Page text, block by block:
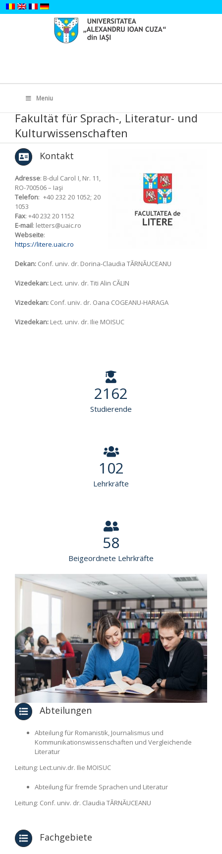
Skip
to
for:
Meniu
Fakultät für Sprach-, Literatur- und
Kulturwissenschaften
Kontakt
Adresse: B-dul Carol I, Nr. 11,
RO-700506 – Iaşi
Telefon: +40 232 20 1052; 20
1053
Fax: +40 232 20 1152
E-mail: letters@uaic.ro
Webseite:
https://litere.uaic.ro
Dekan: Conf. univ. dr. Dorina-Claudia TĂRNĂUCEANU
Vizedekan: Lect. univ. dr. Titi Alin CĂLIN
Vizedekan: Conf. univ. dr. Oana COGEANU-HARAGA
Vizedekan: Lect. univ. dr. Ilie MOISUC
2162
Studierende
102
Lehrkräfte
58
Beigeordnete Lehrkräfte
Abteilungen
Abteilung für Romanistik, Journalismus und
Kommunikationswissenschaften und Vergleichende
Literatur
Leitung: Lect.univ.dr. Ilie MOISUC
Abteilung für fremde Sprachen und Literatur
Leitung: Conf. univ. dr. Claudia TĂRNĂUCEANU
Fachgebiete